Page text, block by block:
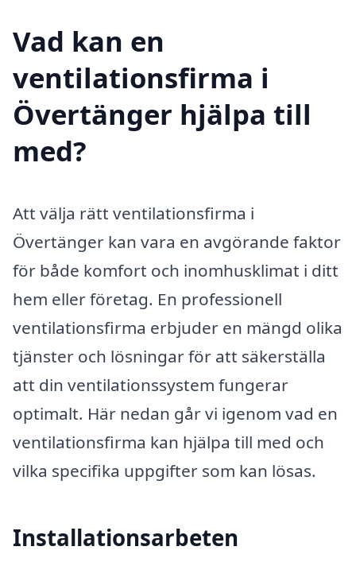
Vad kan en
ventilationsfirma i
Övertänger hjälpa till
med?
Att välja rätt ventilationsfirma i
Övertänger kan vara en avgörande faktor
för både komfort och inomhusklimat i ditt
hem eller företag. En professionell
ventilationsfirma erbjuder en mängd olika
tjänster och lösningar för att säkerställa
att din ventilationssystem fungerar
optimalt. Här nedan går vi igenom vad en
ventilationsfirma kan hjälpa till med och
vilka specifika uppgifter som kan lösas.
Installationsarbeten